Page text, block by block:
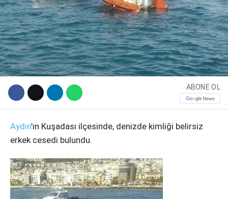
Facebook
ABONE OL
Aydın’ın Kuşadası ilçesinde, denizde kimliği belirsiz
erkek cesedi bulundu.